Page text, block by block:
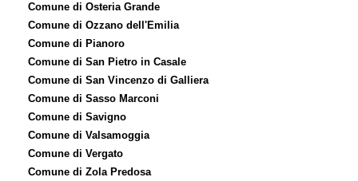
Comune di Osteria Grande
Comune di Ozzano dell'Emilia
Comune di Pianoro
Comune di San Pietro in Casale
Comune di San Vincenzo di Galliera
Comune di Sasso Marconi
Comune di Savigno
Comune di Valsamoggia
Comune di Vergato
Comune di Zola Predosa